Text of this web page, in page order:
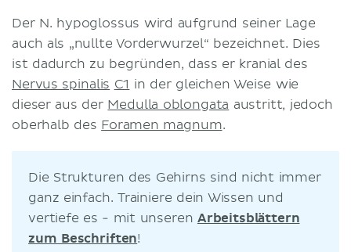
Der N. hypoglossus wird aufgrund seiner Lage
auch als „nullte Vorderwurzel“ bezeichnet. Dies
ist dadurch zu begründen, dass er kranial des
Nervus spinalis C1 in der gleichen Weise wie
dieser aus der Medulla oblongata austritt, jedoch
oberhalb des Foramen magnum.
Die Strukturen des Gehirns sind nicht immer
ganz einfach. Trainiere dein Wissen und
vertiefe es - mit unseren Arbeitsblättern
zum Beschriften!